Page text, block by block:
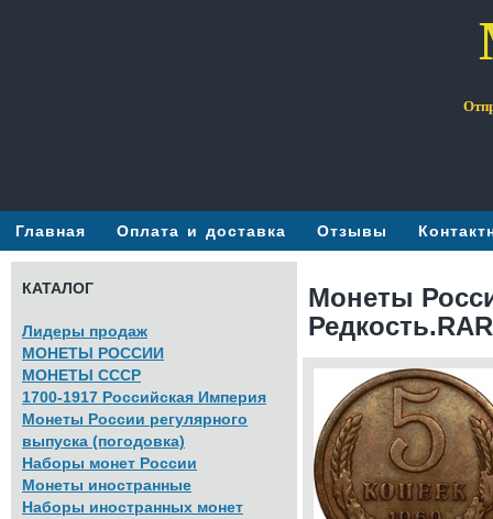
Главная Оплата и доставка Отзывы
Монеты
Редкость.RAR
КАТАЛОГ
Лидеры продаж
МОНЕТЫ РОССИИ
МОНЕТЫ СССР
1700-1917 Российская Империя
Монеты России регулярного
выпуска (погодовка)
Наборы монет России
Монеты иностранные
Наборы иностранных монет